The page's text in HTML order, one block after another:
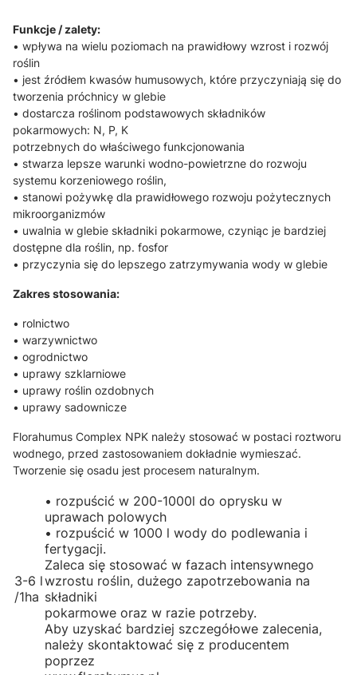
Funkcje / zalety:
• wpływa na wielu poziomach na prawidłowy wzrost i rozwój
roślin
• jest źródłem kwasów humusowych, które przyczyniają się do
tworzenia próchnicy w glebie
• dostarcza roślinom podstawowych składników
pokarmowych: N, P, K
potrzebnych do właściwego funkcjonowania
• stwarza lepsze warunki wodno-powietrzne do rozwoju
systemu korzeniowego roślin,
• stanowi pożywkę dla prawidłowego rozwoju pożytecznych
mikroorganizmów
• uwalnia w glebie składniki pokarmowe, czyniąc je bardziej
dostępne dla roślin, np. fosfor
• przyczynia się do lepszego zatrzymywania wody w glebie
Zakres stosowania:
• rolnictwo
• warzywnictwo
• ogrodnictwo
• uprawy szklarniowe
• uprawy roślin ozdobnych
• uprawy sadownicze
Florahumus Complex NPK należy stosować w postaci roztworu
wodnego, przed zastosowaniem dokładnie wymieszać.
Tworzenie się osadu jest procesem naturalnym.
3-6 l
/1ha
• rozpuścić w 200-1000l do oprysku w
uprawach polowych
• rozpuścić w 1000 l wody do podlewania i
fertygacji.
Zaleca się stosować w fazach intensywnego
wzrostu roślin, dużego zapotrzebowania na
składniki
pokarmowe oraz w razie potrzeby.
Aby uzyskać bardziej szczegółowe zalecenia,
należy skontaktować się z producentem
poprzez